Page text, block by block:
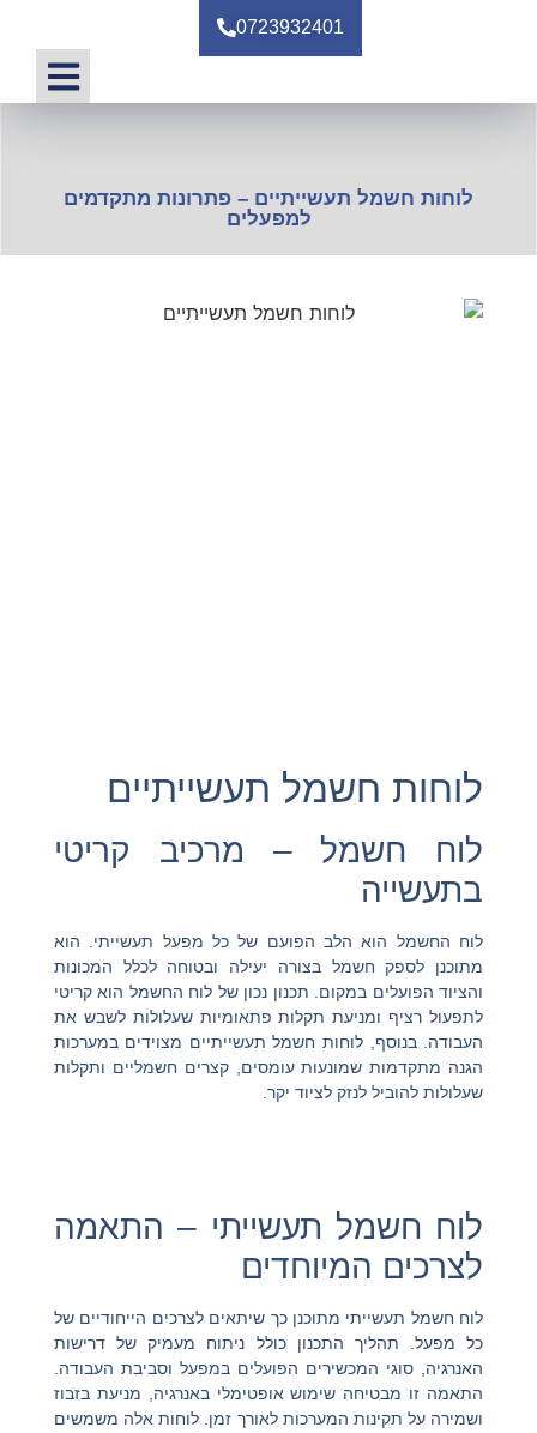
0723932401
לוחות חשמל תעשייתיים – פתרונות מתקדמים
למפעלים
לוחות חשמל תעשייתיים
לוח חשמל – מרכיב קריטי
בתעשייה
לוח החשמל הוא הלב הפועם של כל מפעל תעשייתי. הוא
מתוכנן לספק חשמל בצורה יעילה ובטוחה לכלל המכונות
והציוד הפועלים במקום. תכנון נכון של לוח החשמל הוא קריטי
לתפעול רציף ומניעת תקלות פתאומיות שעלולות לשבש את
העבודה. בנוסף, לוחות חשמל תעשייתיים מצוידים במערכות
הגנה מתקדמות שמונעות עומסים, קצרים חשמליים ותקלות
שעלולות להוביל לנזק לציוד יקר.
לוח חשמל תעשייתי – התאמה
לצרכים המיוחדים
לוח חשמל תעשייתי מתוכנן כך שיתאים לצרכים הייחודיים של
כל מפעל. תהליך התכנון כולל ניתוח מעמיק של דרישות
האנרגיה, סוגי המכשירים הפועלים במפעל וסביבת העבודה.
התאמה זו מבטיחה שימוש אופטימלי באנרגיה, מניעת בזבוז
ושמירה על תקינות המערכות לאורך זמן. לוחות אלה משמשים